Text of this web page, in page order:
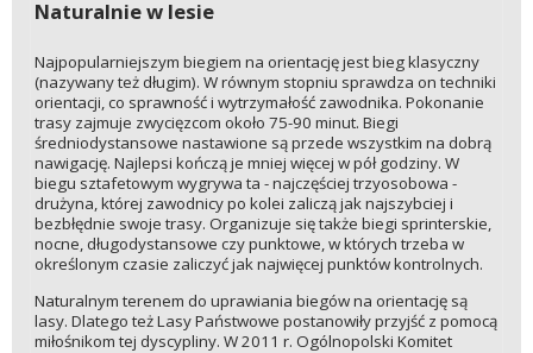
Naturalnie w lesie
Najpopularniejszym biegiem na orientację jest bieg klasyczny
(nazywany też długim). W równym stopniu sprawdza on techniki
orientacji, co sprawność i wytrzymałość zawodnika. Pokonanie
trasy zajmuje zwycięzcom około 75-90 minut. Biegi
średniodystansowe nastawione są przede wszystkim na dobrą
nawigację. Najlepsi kończą je mniej więcej w pół godziny. W
biegu sztafetowym wygrywa ta - najczęściej trzyosobowa -
drużyna, której zawodnicy po kolei zaliczą jak najszybciej i
bezbłędnie swoje trasy. Organizuje się także biegi sprinterskie,
nocne, długodystansowe czy punktowe, w których trzeba w
określonym czasie zaliczyć jak najwięcej punktów kontrolnych.
Naturalnym terenem do uprawiania biegów na orientację są
lasy. Dlatego też Lasy Państwowe postanowiły przyjść z pomocą
miłośnikom tej dyscypliny. W 2011 r. Ogólnopolski Komitet